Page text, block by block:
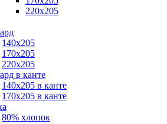
220х205
140x205
170х205
220х205
в канте
140х205 в канте
170х205 в канте
80% хлопок